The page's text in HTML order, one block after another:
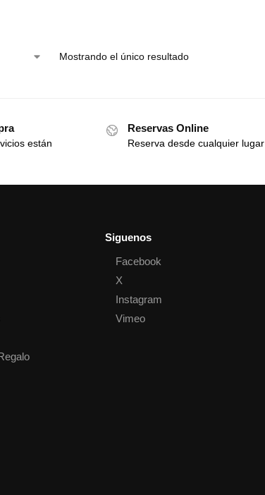
Mostrando el único resultado
están
Reservas Online
Reserva desde cualquier lugar
Siguenos
Facebook
X
Instagram
Vimeo